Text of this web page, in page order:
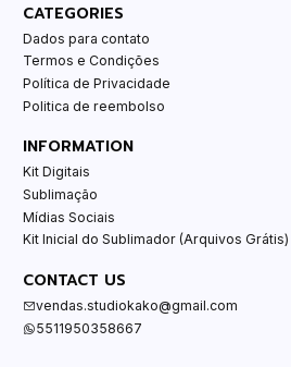
CATEGORIES
Dados para contato
Termos e Condições
Política de Privacidade
Politica de reembolso
INFORMATION
Kit Digitais
Sublimação
Mídias Sociais
Kit Inicial do Sublimador (Arquivos Grátis)
CONTACT US
vendas.studiokako@gmail.com
5511950358667